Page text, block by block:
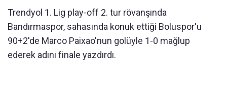
Trendyol 1. Lig play-off 2. tur rövanşında
Bandırmaspor, sahasında konuk ettiği Boluspor'u
90+2'de Marco Paixao'nun golüyle 1-0 mağlup
ederek adını finale yazdırdı.